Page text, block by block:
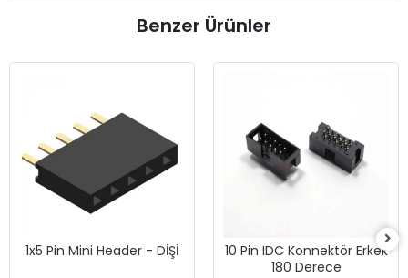
Benzer Ürünler
1x5 Pin Mini Header - DİŞİ
10 Pin IDC Konnektör Erkek
180 Derece